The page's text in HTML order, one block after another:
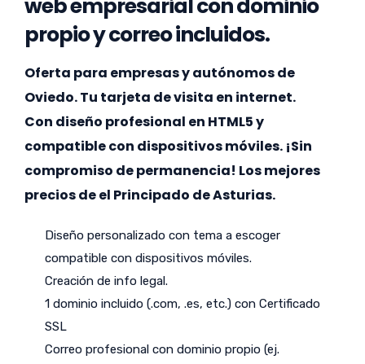
web empresarial con dominio
propio y correo incluidos.
Oferta para empresas y autónomos de
Oviedo. Tu tarjeta de visita en internet.
Con diseño profesional en HTML5 y
compatible con dispositivos móviles. ¡Sin
compromiso de permanencia! Los mejores
precios de el Principado de Asturias.
Diseño personalizado con tema a escoger
compatible con dispositivos móviles.
Creación de info legal.
1 dominio incluido (.com, .es, etc.) con Certificado
SSL
Correo profesional con dominio propio (ej.